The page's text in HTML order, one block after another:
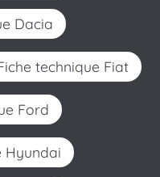
Dacia
Fiche technique Fiat
Ford
Hyundai